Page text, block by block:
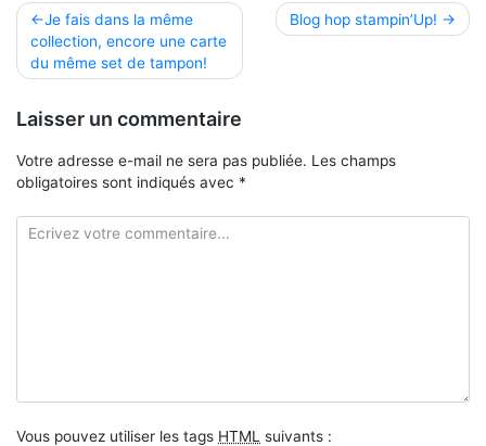
Navigation
de
l’article
Je fais dans la même
collection, encore une carte
du même set de tampon!
Blog hop stampin’Up!
Laisser un commentaire
Votre adresse e-mail ne sera pas publiée. Les champs
obligatoires sont indiqués avec *
Vous pouvez utiliser les tags HTML suivants :